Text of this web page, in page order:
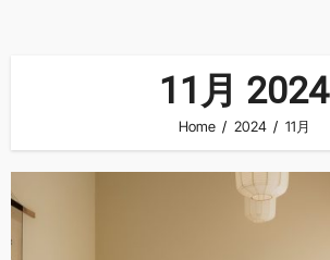
11月 2024
Home 2024 11月